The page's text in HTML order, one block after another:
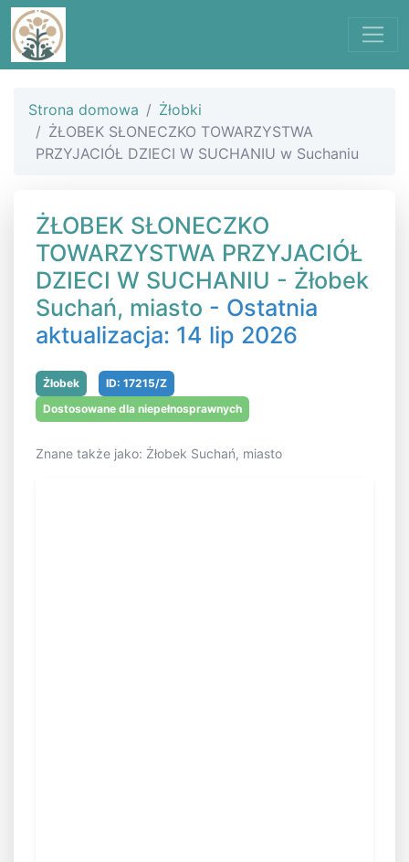
Strona domowa
Żłobki
ŻŁOBEK SŁONECZKO TOWARZYSTWA
PRZYJACIÓŁ DZIECI W SUCHANIU w Suchaniu
ŻŁOBEK SŁONECZKO
TOWARZYSTWA PRZYJACIÓŁ
DZIECI W SUCHANIU - Żłobek
Suchań, miasto - Ostatnia
aktualizacja: 14 lip 2026
Żłobek
ID: 17215/Z
Dostosowane dla niepełnosprawnych
Znane także jako: Żłobek Suchań, miasto